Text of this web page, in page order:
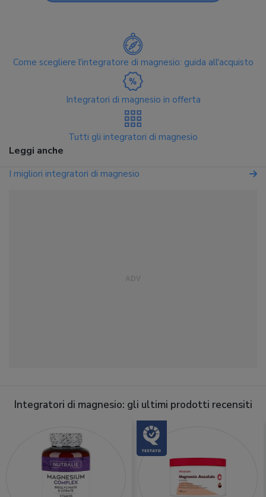
Come scegliere l'integratore di magnesio: guida all'acquisto
Integratori di magnesio in offerta
Tutti gli integratori di magnesio
Leggi anche
I migliori integratori di magnesio
Integratori di magnesio: gli ultimi prodotti recensiti